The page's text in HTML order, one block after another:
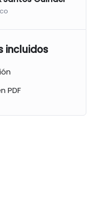
incluidos
PDF